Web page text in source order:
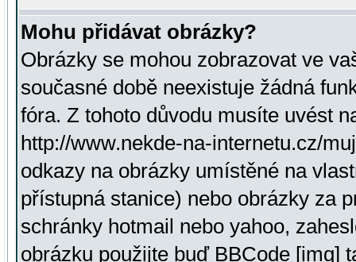
Mohu přidávat obrázky?
Obrázky se mohou zobrazovat ve
současné době neexistuje žádná
fóra. Z tohoto důvodu musíte uvést
http://www.nekde-na-internetu.cz/
odkazy na obrázky umístěné na
přístupná stanice) nebo obrázky za
schránky hotmail nebo yahoo,
obrázku použijte buď BBCode [img]